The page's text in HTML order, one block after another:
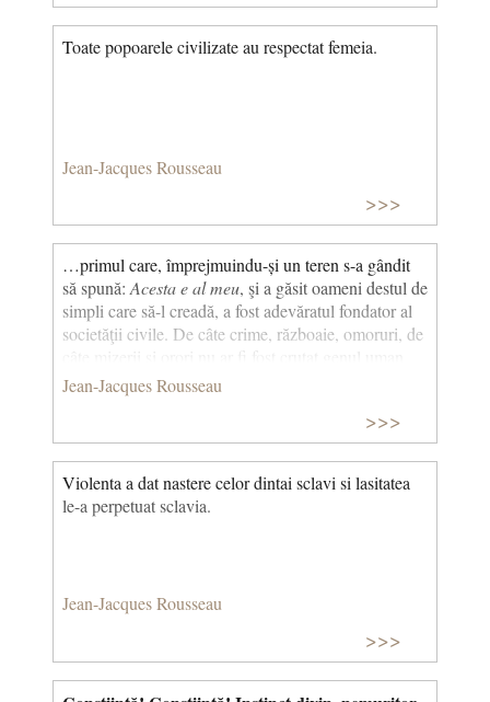
Toate popoarele civilizate au respectat femeia.
Jean-Jacques Rousseau
>>>
…primul care, împrejmuindu-și un teren s-a gândit
să spună:Acesta e al meu, şi a găsit oameni destul de
simpli care să-l creadă, a fost adevăratul fondator al
societăţii civile. De câte crime, războaie, omoruri, de
dacă acela care smulgând ţăruşii sau acoperind şanţul
cu pământ, ar fi strigat: “Feriți- vă de a da ascultare
acestui impostor. Sunteţi pierduţi dacă uitaţi că
roadele sunt ale tuturor şi pământul nu este al
nimănui”. (Discurs asupra inegalităţii dintre oameni)
Jean-Jacques Rousseau
>>>
Violenta a dat nastere celor dintai sclavi si lasitatea
le-a perpetuat sclavia.
Jean-Jacques Rousseau
>>>